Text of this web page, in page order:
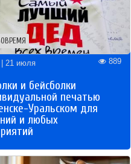
| 21 июля 889
и бейсболки
печатью
Уральском для
и любых